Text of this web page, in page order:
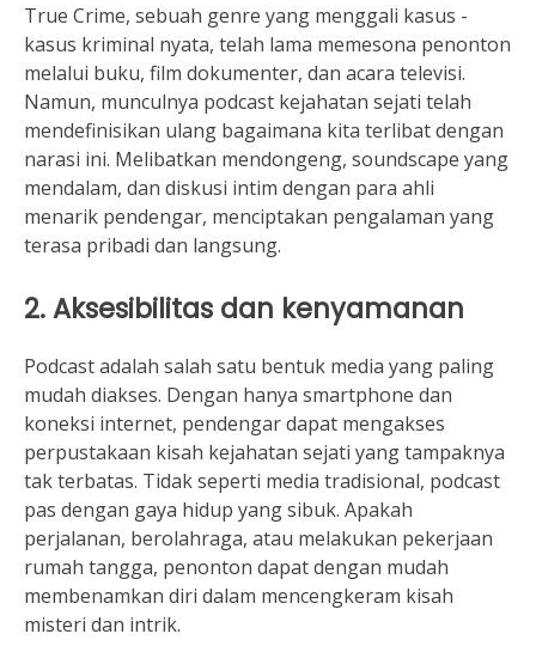
True Crime, sebuah genre yang menggali kasus -
kasus kriminal nyata, telah lama memesona penonton
melalui buku, film dokumenter, dan acara televisi.
Namun, munculnya podcast kejahatan sejati telah
mendefinisikan ulang bagaimana kita terlibat dengan
narasi ini. Melibatkan mendongeng, soundscape yang
mendalam, dan diskusi intim dengan para ahli
menarik pendengar, menciptakan pengalaman yang
terasa pribadi dan langsung.
2. Aksesibilitas dan kenyamanan
Podcast adalah salah satu bentuk media yang paling
mudah diakses. Dengan hanya smartphone dan
koneksi internet, pendengar dapat mengakses
perpustakaan kisah kejahatan sejati yang tampaknya
tak terbatas. Tidak seperti media tradisional, podcast
pas dengan gaya hidup yang sibuk. Apakah
perjalanan, berolahraga, atau melakukan pekerjaan
rumah tangga, penonton dapat dengan mudah
membenamkan diri dalam mencengkeram kisah
misteri dan intrik.